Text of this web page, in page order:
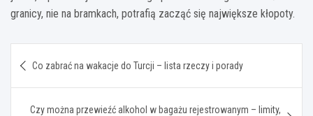
granicy, nie na bramkach, potrafią zacząć się największe kłopoty.
wpisu
Co zabrać na wakacje do Turcji – lista rzeczy i porady
Czy można przewieźć alkohol w bagażu rejestrowanym – limity,